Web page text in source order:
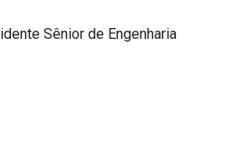
Sênior de Engenharia